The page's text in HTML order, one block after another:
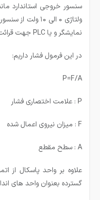
ولتاژی ۰ الی ۱۰
نمایشگر و یا PLC جهت قرائت ارسال کرد.
در این فرمول فشار داریم:
P=F/A
P : علامت اختصاری فشار
F : میزان نیروی اعمال شده
A : سطح مقطع
گسترده بعنوان واحد های